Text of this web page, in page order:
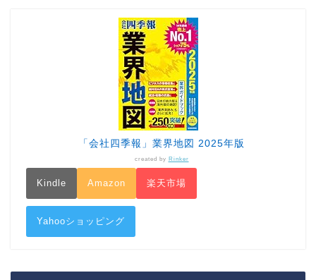
「会社四季報」業界地図 2025年版
created by Rinker
Kindle Amazon 楽天市場
Yahooショッピング